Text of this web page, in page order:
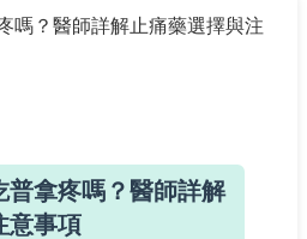
普拿疼嗎？醫師詳解
意事項